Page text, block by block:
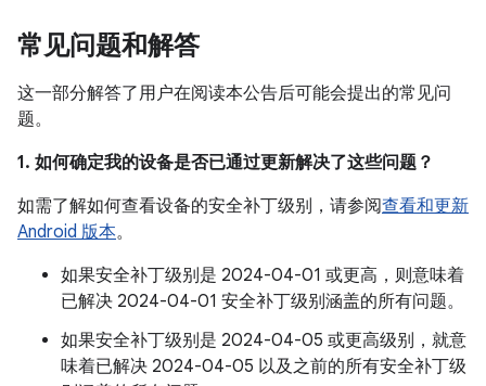
常见问题和解答
这一部分解答了用户在阅读本公告后可能会提出的常见问
题。
1. 如何确定我的设备是否已通过更新解决了这些问题？
如需了解如何查看设备的安全补丁级别，请参阅查看和更新
Android 版本。
如果安全补丁级别是 2024-04-01 或更高，则意味着
已解决 2024-04-01 安全补丁级别涵盖的所有问题。
如果安全补丁级别是 2024-04-05 或更高级别，就意
味着已解决 2024-04-05 以及之前的所有安全补丁级